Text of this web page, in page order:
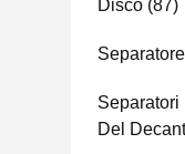
Disco (87)
Separatori
Del